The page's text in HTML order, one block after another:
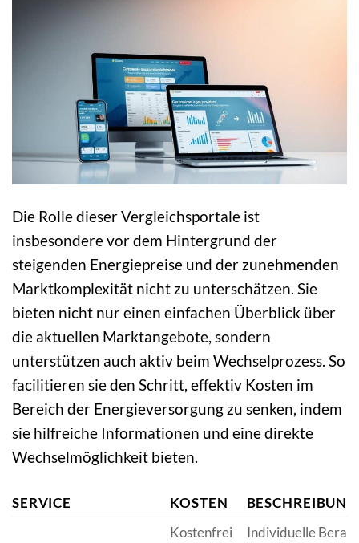
Die Rolle dieser Vergleichsportale ist
insbesondere vor dem Hintergrund der
steigenden Energiepreise und der zunehmenden
Marktkomplexität nicht zu unterschätzen. Sie
bieten nicht nur einen einfachen Überblick über
die aktuellen Marktangebote, sondern
unterstützen auch aktiv beim Wechselprozess. So
facilitieren sie den Schritt, effektiv Kosten im
Bereich der Energieversorgung zu senken, indem
sie hilfreiche Informationen und eine direkte
Wechselmöglichkeit bieten.
SERVICE KOSTEN BESCHREIBUNG
Kostenfrei
Individuelle